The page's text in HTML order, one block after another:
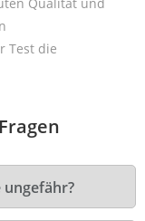
Test die